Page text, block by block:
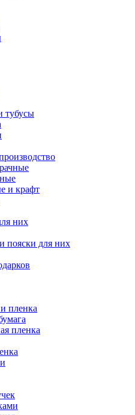
тубусы
и крафт
них
пояски для них
пленка
пленка